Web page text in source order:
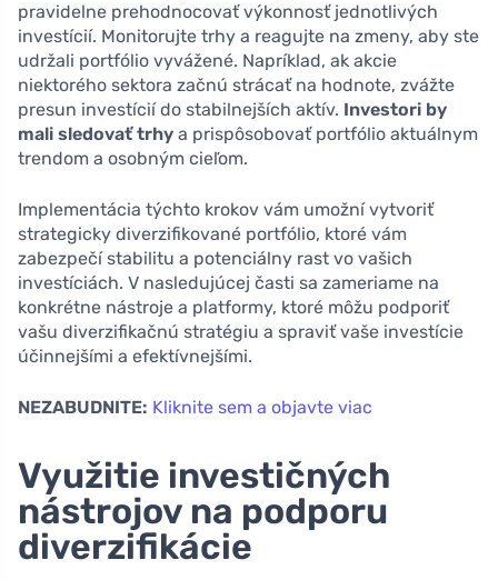
pravidelne prehodnocovať výkonnosť jednotlivých
investícií. Monitorujte trhy a reagujte na zmeny, aby ste
udržali portfólio vyvážené. Napríklad, ak akcie
niektorého sektora začnú strácať na hodnote, zvážte
presun investícií do stabilnejších aktív. Investori by
mali sledovať trhy a prispôsobovať portfólio aktuálnym
trendom a osobným cieľom.
Implementácia týchto krokov vám umožní vytvoriť
strategicky diverzifikované portfólio, ktoré vám
zabezpečí stabilitu a potenciálny rast vo vašich
investíciách. V nasledujúcej časti sa zameriame na
konkrétne nástroje a platformy, ktoré môžu podporiť
vašu diverzifikačnú stratégiu a spraviť vaše investície
účinnejšími a efektívnejšími.
NEZABUDNITE: Kliknite sem a objavte viac
Využitie investičných
nástrojov na podporu
diverzifikácie